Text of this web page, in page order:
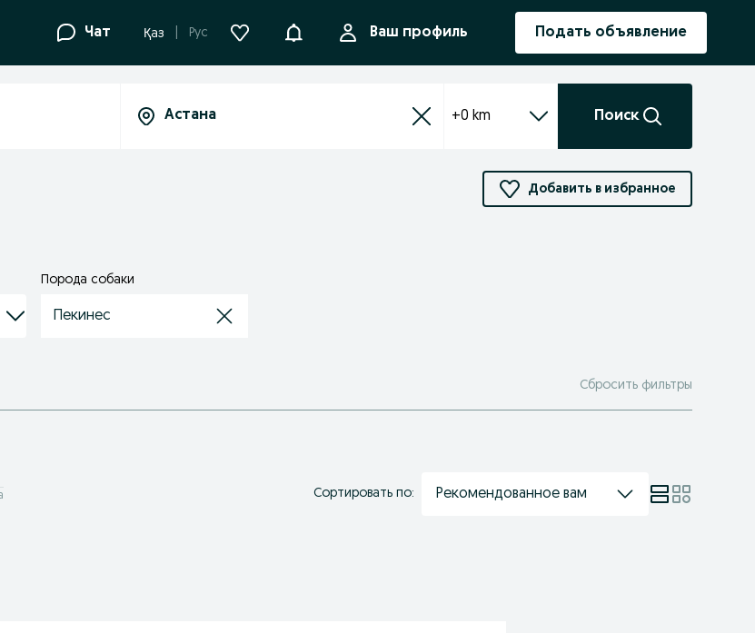
Чат Қаз Рус УведомленияВаш профиль Подать объявление
+0 km Поиск
Добавить в избранное
Порода собаки
Пекинес
Сбросить фильтры
Сортировать по: Рекомендованное вам